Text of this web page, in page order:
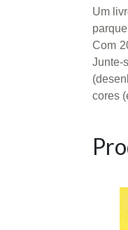
Um
Com
Junte-
cores